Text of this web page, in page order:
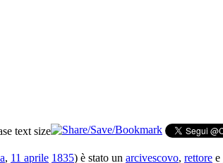
, 11 aprile 1835) è stato un arcivescovo, rettore e